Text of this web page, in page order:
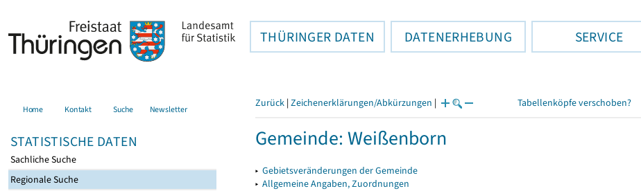
THÜRINGER DATEN DATENERHEBUNG SERVICE
Home Kontakt Suche Newsletter
STATISTISCHE DATEN
Sachliche Suche
Regionale Suche
Zurück | Zeichenerklärungen/Abkürzungen | Tabellenköpfe verschoben?
Gemeinde: Weißenborn
▸ Gebietsveränderungen der Gemeinde
▸ Allgemeine Angaben, Zuordnungen